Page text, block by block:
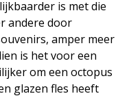
is met die
andere door
amper meer
is het voor een
om een octopus
glazen fles heeft